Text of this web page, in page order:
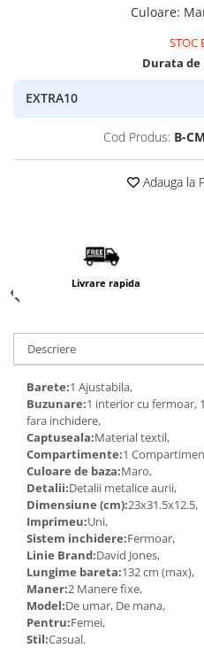
Culoare:
STOC
Durata
EXTRA10
Cod Produs: B-
Adauga la
Livrare rapida
Descriere
Barete:1 Ajustabila,
Buzunare:1 interior cu fermoar,
fara inchidere,
Captuseala:Material textil,
Compartimente:1
Culoare de baza:Maro,
Detalii:Detalii metalice aurii,
Dimensiune (cm):23x31.5x12.5,
Imprimeu:Uni,
Sistem inchidere:Fermoar,
Linie Brand:David Jones,
Lungime bareta:132 cm (max),
Maner:2 Manere fixe,
Model:De umar, De mana,
Pentru:Femei,
Stil:Casual.